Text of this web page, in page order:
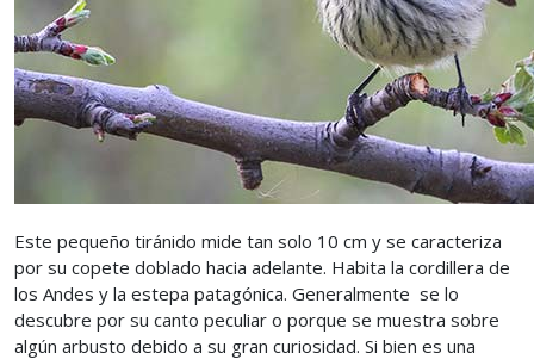
Este pequeño tiránido mide tan solo 10 cm y se caracteriza
por su copete doblado hacia adelante. Habita la cordillera de
los Andes y la estepa patagónica. Generalmente se lo
descubre por su canto peculiar o porque se muestra sobre
algún arbusto debido a su gran curiosidad. Si bien es una